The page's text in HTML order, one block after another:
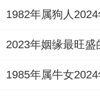
变打下基础，积累
可轻易替代的角色